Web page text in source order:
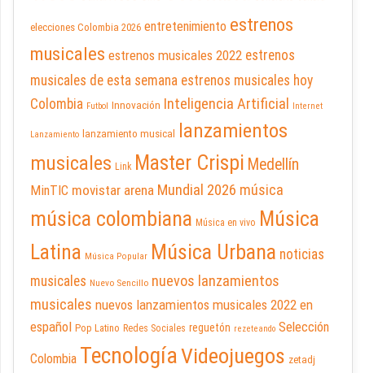
elecciones Colombia 2026 entretenimiento estrenos
musicales estrenos musicales 2022 estrenos
musicales de esta semana estrenos musicales hoy
Colombia Futbol Innovación Inteligencia Artificial Internet
Lanzamiento lanzamiento musical
lanzamientos
musicales Link Master Crispi Medellín
MinTIC movistar arena Mundial 2026 música
música colombiana Música en vivo Música
Latina Música Popular Música Urbana noticias
musicales Nuevo Sencillo nuevos lanzamientos
musicales nuevos lanzamientos musicales 2022 en
español Pop Latino Redes Sociales reguetón rezeteando Selección
Colombia TecnologíaVideojuegos zetadj